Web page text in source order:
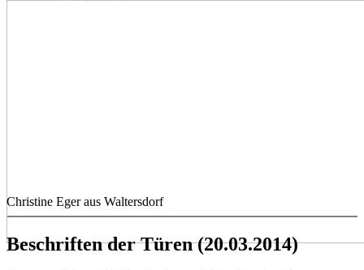
Christine Eger aus Waltersdorf
Beschriften der Türen (20.03.2014)